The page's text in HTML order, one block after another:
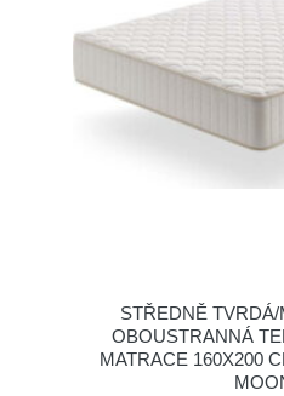
STŘEDNĚ
OBOUSTRANNÁ
MATRACE 160X200